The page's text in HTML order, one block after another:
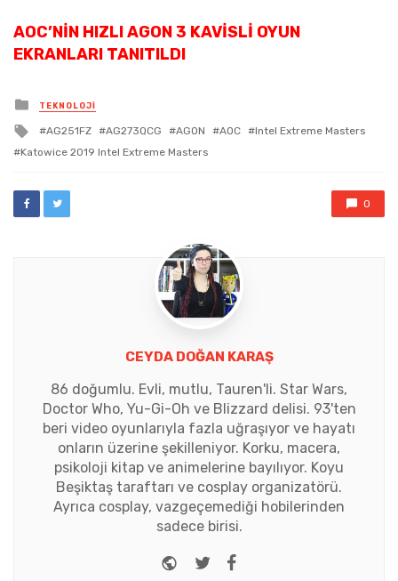
AOC’NIN HIZLI AGON 3 KAVISLI OYUN
EKRANLARI TANITILDI
Posted
in
TEKNOLOJI
Tagged
with
AG251FZ AG273QCG AGON AOC
Intel Extreme Masters
Katowice 2019 Intel Extreme Masters
0
CEYDA DOĞAN KARAŞ
86 doğumlu. Evli, mutlu, Tauren'li. Star Wars,
Doctor Who, Yu-Gi-Oh ve Blizzard delisi. 93'ten
beri video oyunlarıyla fazla uğraşıyor ve hayatı
onların üzerine şekilleniyor. Korku, macera,
psikoloji kitap ve animelerine bayılıyor. Koyu
Beşiktaş taraftarı ve cosplay organizatörü.
Ayrıca cosplay, vazgeçemediği hobilerinden
sadece birisi.
Website
Twitter